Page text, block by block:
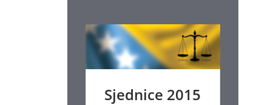
Sjednice 2015